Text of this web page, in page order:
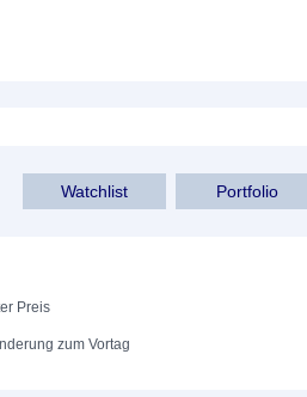
Portfolio
Watchlist
Preis
zum Vortag